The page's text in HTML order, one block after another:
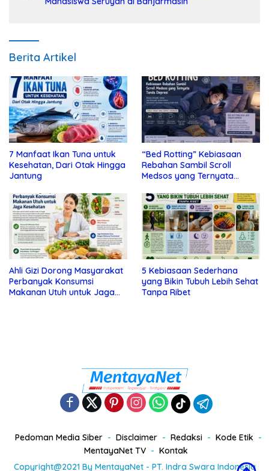
Berita Artikel
7 Manfaat Ikan Tuna untuk
Kesehatan, Dari Otak Hingga
Jantung
“Bed Rotting” Kebiasaan
Rebahan Sambil Scroll
Medsos yang Ternyata
Ahli Gizi Dorong Masyarakat
Perbanyak Konsumsi
Makanan Utuh untuk Jaga
5 Kebiasaan Sederhana
yang Bikin Tubuh Lebih Sehat
Tanpa Ribet
Pedoman Media Siber Disclaimer Redaksi
Kode Etik
MentayaNet TV
Kontak
Copyright@2021 By MentayaNet - PT. Indra Swara Indonesia